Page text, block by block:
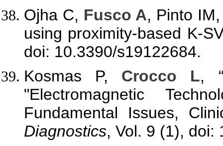
Ojha C, Fusco A, Pinto
using proximity-based K-
doi: 10.3390/s19122684.
Kosmas P, Crocco L,
"Electromagnetic
Fundamental Issues,
Diagnostics, Vol. 9 (1), doi: